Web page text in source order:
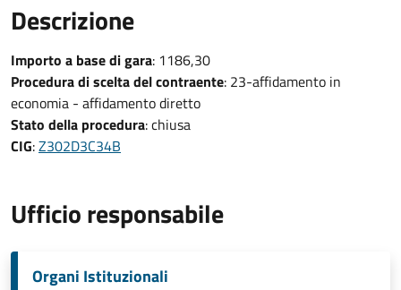
Descrizione
Importo a base di gara: 1186,30
Procedura di scelta del contraente: 23-affidamento in
economia - affidamento diretto
Stato della procedura: chiusa
CIG:Z302D3C34B
Ufficio responsabile
Organi Istituzionali